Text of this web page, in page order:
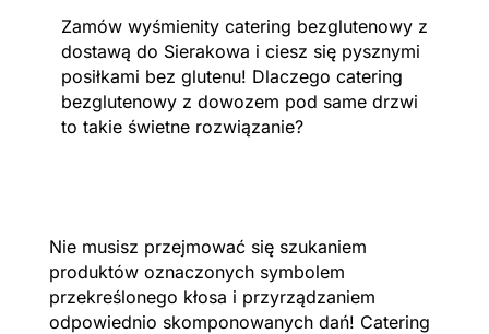
Zamów wyśmienity catering bezglutenowy z
dostawą do Sierakowa i ciesz się pysznymi
posiłkami bez glutenu! Dlaczego catering
bezglutenowy z dowozem pod same drzwi
to takie świetne rozwiązanie?
Nie musisz przejmować się szukaniem
produktów oznaczonych symbolem
przekreślonego kłosa i przyrządzaniem
odpowiednio skomponowanych dań! Catering